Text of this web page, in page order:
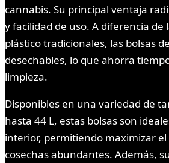
cannabis. Su principal ventaja
y facilidad de uso. A diferencia de
plástico tradicionales, las bolsas
desechables, lo que ahorra
limpieza.
Disponibles en una variedad de
hasta 44 L, estas bolsas son
interior, permitiendo maximizar
cosechas abundantes. Además,